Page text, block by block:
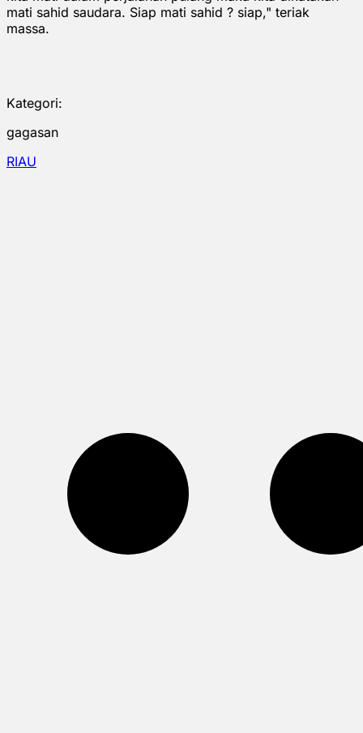
mati sahid saudara. Siap mati sahid ? siap," teriak
massa.
Kategori:
gagasan
RIAU